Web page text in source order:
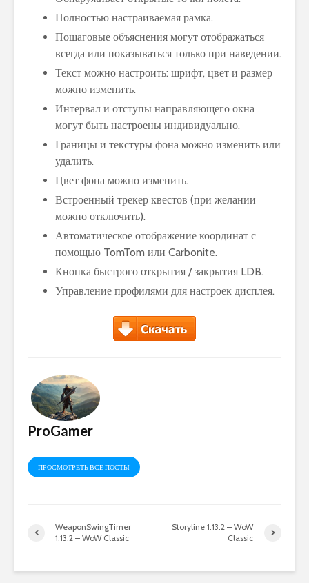
Полностью настраиваемая рамка.
Пошаговые объяснения могут отображаться
всегда или показываться только при наведении.
Текст можно настроить: шрифт, цвет и размер
можно изменить.
Интервал и отступы направляющего окна
могут быть настроены индивидуально.
Границы и текстуры фона можно изменить или
удалить.
Цвет фона можно изменить.
Встроенный трекер квестов (при желании
можно отключить).
Автоматическое отображение координат с
помощью TomTom или Carbonite.
Кнопка быстрого открытия / закрытия LDB.
Управление профилями для настроек дисплея.
ProGamer
ПРОСМОТРЕТЬ ВСЕ ПОСТЫ
WeaponSwingTimer
1.13.2 – WoW Classic
Storyline 1.13.2 – WoW
Classic